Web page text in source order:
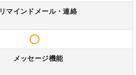
リマインドメール・連絡
メッセージ機能